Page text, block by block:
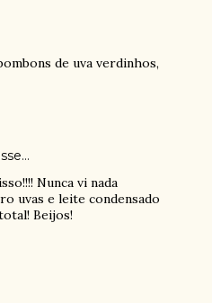
de uva verdinhos,
Nunca vi nada
uvas e leite condensado
Beijos!